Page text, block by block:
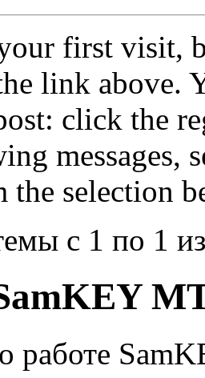
first visit,
link above.
click the
messages,
selection
с 1 по 1
работе